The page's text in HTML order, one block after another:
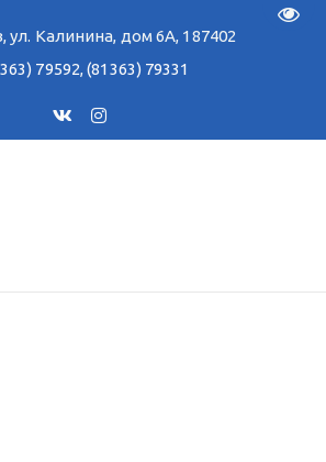
,ул. Калинина, дом 6А, 187402
79592,(81363) 79331